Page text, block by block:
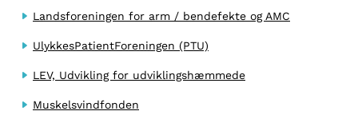
Landsforeningen for arm / bendefekte og AMC
UlykkesPatientForeningen (PTU)
LEV, Udvikling for udviklingshæmmede
Muskelsvindfonden